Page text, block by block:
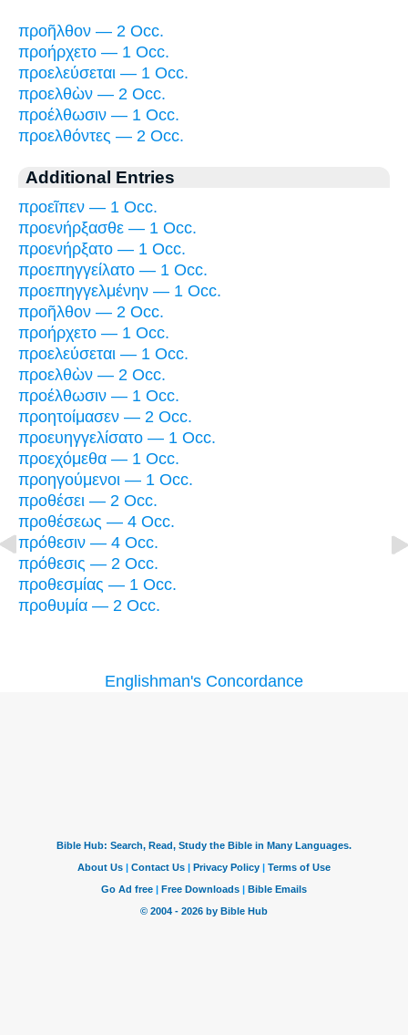
προῆλθον — 2 Occ.
προήρχετο — 1 Occ.
προελεύσεται — 1 Occ.
προελθὼν — 2 Occ.
προέλθωσιν — 1 Occ.
προελθόντες — 2 Occ.
Additional Entries
προεῖπεν — 1 Occ.
προενήρξασθε — 1 Occ.
προενήρξατο — 1 Occ.
προεπηγγείλατο — 1 Occ.
προεπηγγελμένην — 1 Occ.
προῆλθον — 2 Occ.
προήρχετο — 1 Occ.
προελεύσεται — 1 Occ.
προελθὼν — 2 Occ.
προέλθωσιν — 1 Occ.
προητοίμασεν — 2 Occ.
προευηγγελίσατο — 1 Occ.
προεχόμεθα — 1 Occ.
προηγούμενοι — 1 Occ.
προθέσει — 2 Occ.
προθέσεως — 4 Occ.
πρόθεσιν — 4 Occ.
πρόθεσις — 2 Occ.
προθεσμίας — 1 Occ.
προθυμία — 2 Occ.
Englishman's Concordance